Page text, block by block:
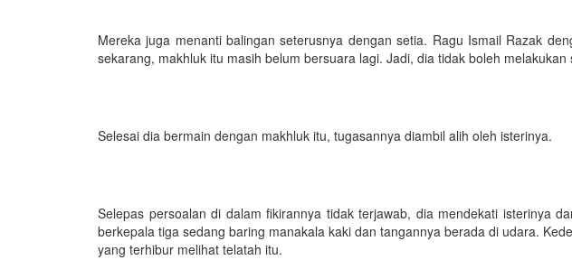
Mereka juga menanti balingan seterusnya dengan setia. Ragu Ismail Razak
sekarang, makhluk itu masih belum bersuara lagi. Jadi, dia tidak boleh melakukan
Selesai dia bermain dengan makhluk itu, tugasannya diambil alih oleh isterinya.
Selepas persoalan di dalam fikirannya tidak terjawab, dia mendekati isterinya
berkepala tiga sedang baring manakala kaki dan tangannya berada di udara.
yang terhibur melihat telatah itu.